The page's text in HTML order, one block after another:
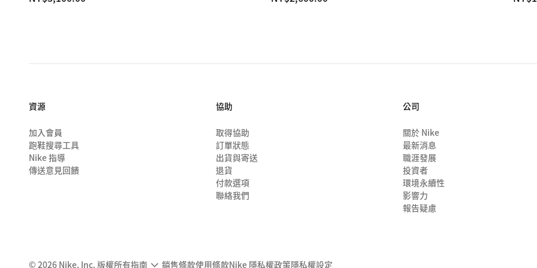
資源
加入會員
跑鞋搜尋工具
Nike 指導
傳送意見回饋
協助
取得協助
訂單狀態
出貨與寄送
退貨
付款選項
聯絡我們
公司
關於 Nike
最新消息
職涯發展
投資者
環境永續性
影響力
報告疑慮
© 2026 Nike, Inc. 版權所有指南 銷售條款使用條款Nike 隱私權政策隱私權設定